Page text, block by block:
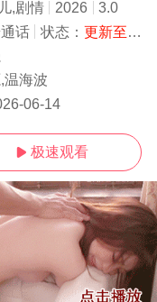
,剧情 2026
3.0
话 状态： 更新至HD
温海波
06-14
 极速观看